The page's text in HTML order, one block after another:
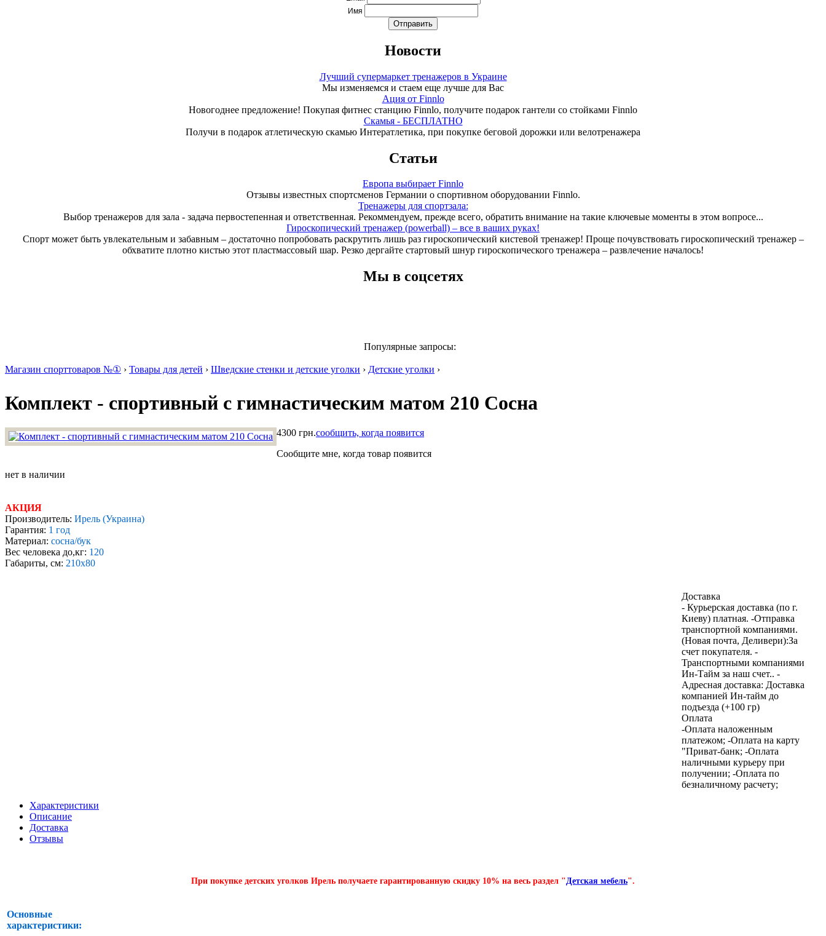
Имя
Новости
Лучший супермаркет тренажеров в Украине
Мы изменяемся и стаем еще лучше для Вас
Ация от Finnlo
Новогоднее предложение! Покупая фитнес станцию Finnlo, получите подарок гантели со стойками Finnlo
Скамья - БЕСПЛАТНО
Получи в подарок атлетическую скамью Интератлетика, при покупке беговой дорожки или велотренажера
Статьи
Европа выбирает Finnlo
Отзывы известных спортсменов Германии о спортивном оборудовании Finnlo.
Тренажеры для спортзала:
Выбор тренажеров для зала - задача первостепенная и ответственная. Рекоммендуем, прежде всего, обратить внимание на такие ключевые моменты в этом вопросе...
Гироскопический тренажер (powerball) – все в ваших руках!
Спорт может быть увлекательным и забавным – достаточно попробовать раскрутить лишь раз гироскопический кистевой тренажер! Проще почувствовать гироскопический тренажер –
обхватите плотно кистью этот пластмассовый шар. Резко дергайте стартовый шнур гироскопического тренажера – развлечение началось!
Мы в соцсетях
Популярные запросы:
Магазин спорттоваров №① › Товары для детей › Шведские стенки и детские уголки › Детские уголки ›
Комплект - спортивный с гимнастическим матом 210 Сосна
4300 грн.сообщить, когда появится
Сообщите мне, когда товар появится
нет в наличии
АКЦИЯ
Производитель: Ирель (Украина)
Гарантия: 1 год
Материал: сосна/бук
Вес человека до,кг: 120
Габариты, см: 210х80
Доставка
- Курьерская доставка (по г.
Киеву) платная. -Отправка
транспортной компаниями.
(Новая почта, Деливери):За
счет покупателя. -
Транспортными компаниями
Ин-Тайм за наш счет.. -
Адресная доставка: Доставка
компанией Ин-тайм до
подъезда (+100 гр)
Оплата
-Оплата наложенным
платежом; -Оплата на карту
"Приват-банк; -Оплата
наличными курьеру при
получении; -Оплата по
безналичному расчету;
Характеристики
Описание
Доставка
Отзывы
При покупке детских уголков Ирель получаете гарантированную скидку 10% на весь раздел "Детская мебель".
Основные
характеристики: